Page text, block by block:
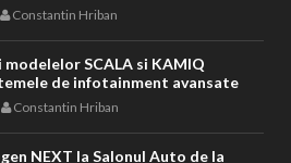
Constantin Hriban
SCALA si KAMIQ
de infotainment avansate
Constantin Hriban
NEXT la Salonul Auto de la